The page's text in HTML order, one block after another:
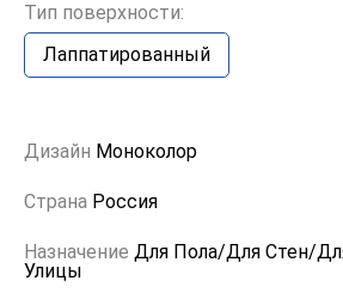
Тип поверхности:
Лаппатированный
Дизайн Моноколор
Страна Россия
Назначение Для Пола/Для Стен/
Улицы